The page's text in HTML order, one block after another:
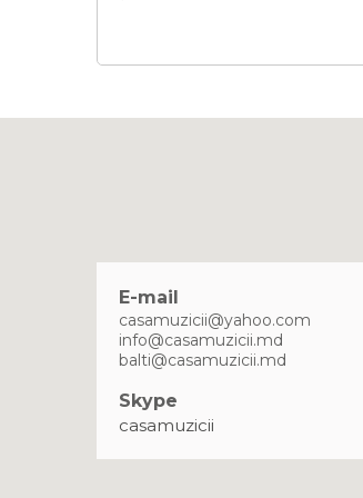
E-mail
casamuzicii@yahoo.com
info@casamuzicii.md
balti@casamuzicii.md
Skype
casamuzicii